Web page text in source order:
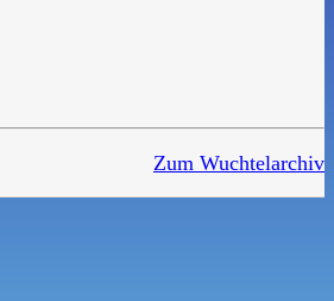
Zum Wuchtelarchiv